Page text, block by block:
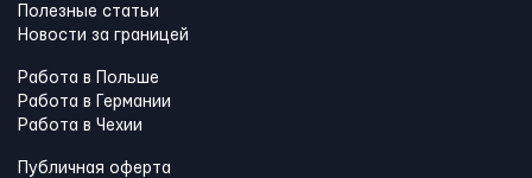
Полезные статьи
Новости за границей
Работа в Польше
Работа в Германии
Работа в Чехии
Публичная оферта